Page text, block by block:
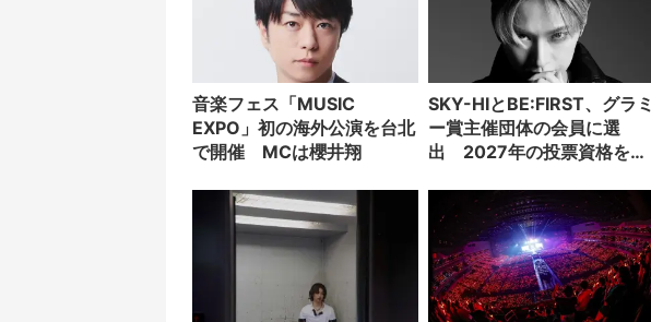
音楽フェス「MUSIC
EXPO」初の海外公演を台北
で開催 MCは櫻井翔
SKY-HIとBE:FIRST、グラミ
ー賞主催団体の会員に選
出 2027年の投票資格を獲